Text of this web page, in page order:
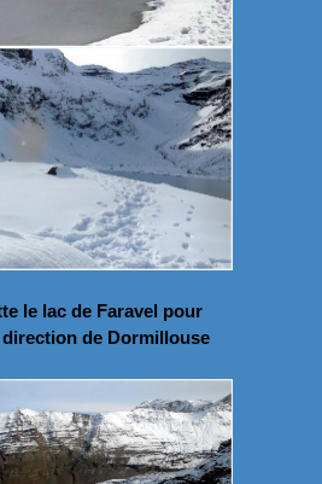
le lac de Faravel pour
de Dormillouse